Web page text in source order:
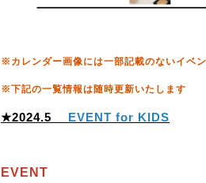
※カレンダー画像には一部記載のないイベ
※下記の一覧情報は随時更新いたします
★2024.5 EVENT for KIDS
EVENT